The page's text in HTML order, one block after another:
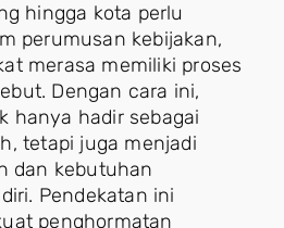
hingga kota perlu
perumusan kebijakan,
merasa memiliki proses
Dengan cara ini,
hanya hadir sebagai
tetapi juga menjadi
dan kebutuhan
Pendekatan ini
penghormatan